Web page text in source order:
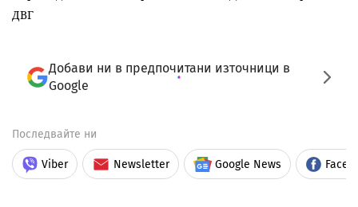
ДВГ
Добави ни в предпочитани източници в
Google
Последвайте ни
Viber Newsletter Google News